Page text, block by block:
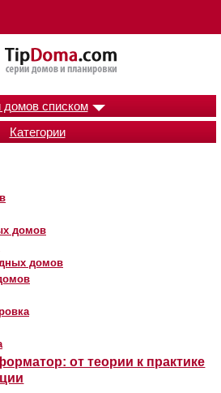
домов списком
Категории
домов
домов
от теории к практике